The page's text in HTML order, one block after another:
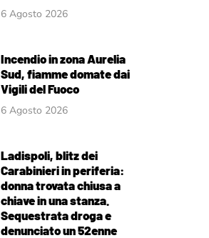
6 Agosto 2026
Incendio in zona Aurelia
Sud, fiamme domate dai
Vigili del Fuoco
6 Agosto 2026
Ladispoli, blitz dei
Carabinieri in periferia:
donna trovata chiusa a
chiave in una stanza.
Sequestrata droga e
denunciato un 52enne